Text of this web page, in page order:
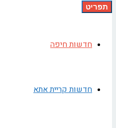
תפריט
חדשות חיפה
חדשות קריית אתא